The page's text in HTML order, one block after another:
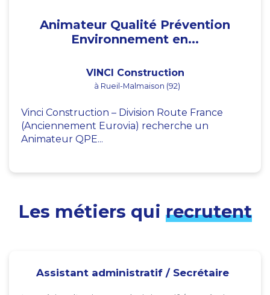
Animateur Qualité Prévention
Environnement en...
VINCI Construction
à Rueil-Malmaison (92)
Vinci Construction – Division Route France
(Anciennement Eurovia) recherche un
Animateur QPE...
Les métiers qui recrutent
Assistant administratif / Secrétaire